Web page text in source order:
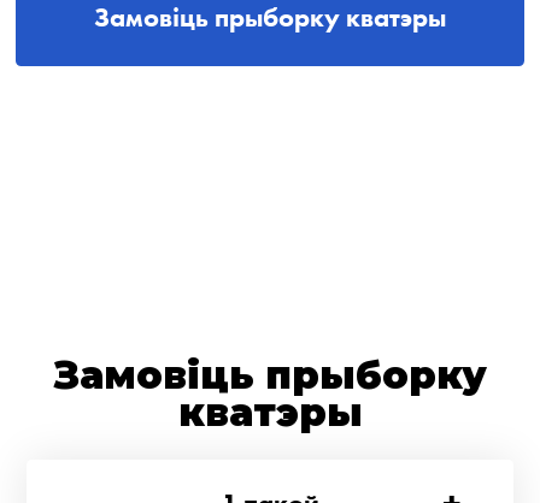
Замовіць прыборку кватэры
Замовіць прыборку
кватэры